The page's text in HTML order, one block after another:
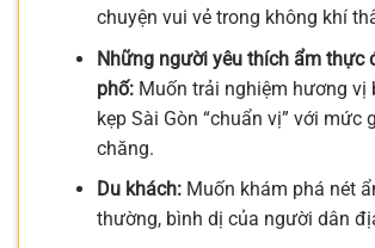
chuyện vui vẻ trong không khí
Những người yêu thích ẩm thực
phố:Muốn trải nghiệm hương vị
kẹp Sài Gòn “chuẩn vị” với mức
chăng.
Du khách:Muốn khám phá nét
thường, bình dị của người dân